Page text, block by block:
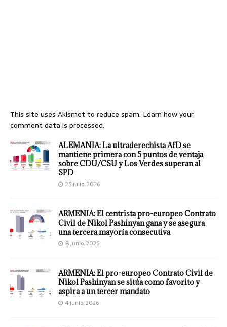
This site uses Akismet to reduce spam. Learn how your
comment data is processed.
ALEMANIA: La ultraderechista AfD se
mantiene primera con 5 puntos de ventaja
sobre CDU/CSU y Los Verdes superan al
SPD
25 julio, 2026
ARMENIA: El centrista pro-europeo Contrato
Civil de Nikol Pashinyan gana y se asegura
una tercera mayoría consecutiva
8 junio, 2026
ARMENIA: El pro-europeo Contrato Civil de
Nikol Pashinyan se sitúa como favorito y
aspira a un tercer mandato
4 junio, 2026